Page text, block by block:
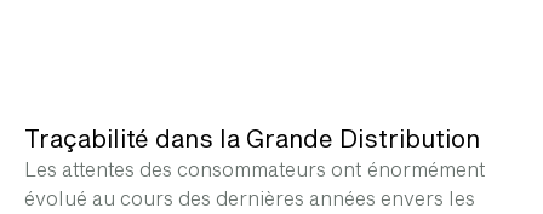
Traçabilité dans la Grande Distribution
Les attentes des consommateurs ont énormément
évolué au cours des dernières années envers les